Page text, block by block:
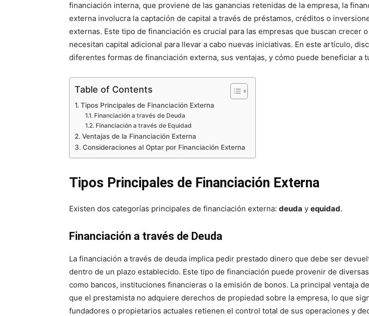
financiación interna, que proviene de las ganancias retenidas de la empresa, la
externa involucra la captación de capital a través de préstamos, créditos o
externas. Este tipo de financiación es crucial para las empresas que buscan crecer
necesitan capital adicional para llevar a cabo nuevas iniciativas. En este artículo,
diferentes formas de financiación externa, sus ventajas, y cómo puede beneficiar a
Table of Contents
Tipos Principales de Financiación Externa
Financiación a través de Deuda
Financiación a través de Equidad
Ventajas de la Financiación Externa
Consideraciones al Optar por Financiación Externa
Tipos Principales de Financiación Externa
Existen dos categorías principales de financiación externa: deuda y equidad.
Financiación a través de Deuda
La financiación a través de deuda implica pedir prestado dinero que debe ser
dentro de un plazo establecido. Este tipo de financiación puede provenir de
como bancos, instituciones financieras o la emisión de bonos. La principal ventaja
que el prestamista no adquiere derechos de propiedad sobre la empresa, lo que
fundadores o propietarios actuales retienen el control total de sus operaciones y